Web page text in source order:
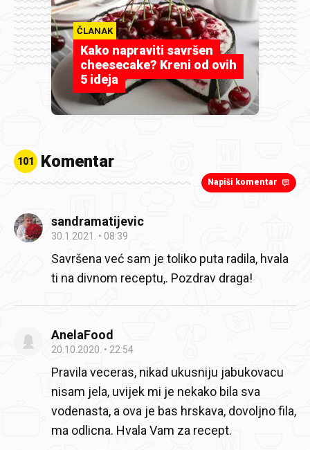
ČLANAK
Kako napraviti savršen
cheesecake? Kreni od ovih
5 ideja
101 Komentar
Napiši komentar
sandramatijevic
30.1.2021. 08:39
Savršena već sam je toliko puta radila, hvala
ti na divnom receptu,. Pozdrav draga!
AnelaFood
20.10.2020. 22:54
Pravila veceras, nikad ukusniju jabukovacu
nisam jela, uvijek mi je nekako bila sva
vodenasta, a ova je bas hrskava, dovoljno fila,
ma odlicna. Hvala Vam za recept.